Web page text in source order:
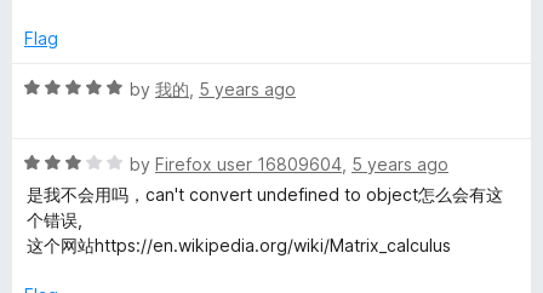
5
Flag
R
e
d
5
o
by 我的 5 years ago
R
a
e
by Firefox user 16809604 5 years ago
是我不会用吗，can't convert undefined to object怎么会有这
个错误,
这个网站https://en.wikipedia.org/wiki/Matrix_calculus